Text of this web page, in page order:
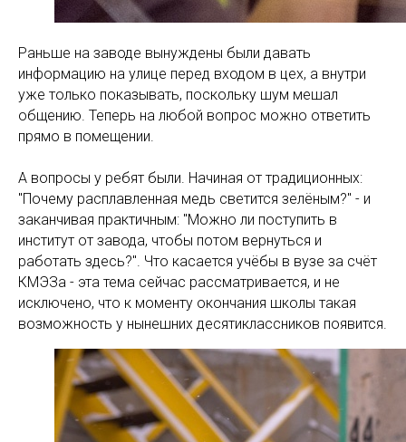
Раньше на заводе вынуждены были давать
информацию на улице перед входом в цех, а внутри
уже только показывать, поскольку шум мешал
общению. Теперь на любой вопрос можно ответить
прямо в помещении.
А вопросы у ребят были. Начиная от традиционных:
"Почему расплавленная медь светится зелёным?" - и
заканчивая практичным: "Можно ли поступить в
институт от завода, чтобы потом вернуться и
работать здесь?". Что касается учёбы в вузе за счёт
КМЭЗа - эта тема сейчас рассматривается, и не
исключено, что к моменту окончания школы такая
возможность у нынешних десятиклассников появится.